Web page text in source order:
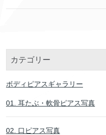
カテゴリー
ボディピアスギャラリー
01. 耳たぶ・軟骨ピアス写真
02. 口ピアス写真